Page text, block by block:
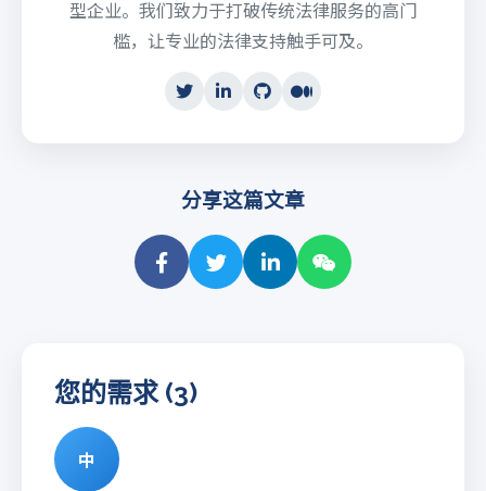
型企业。我们致力于打破传统法律服务的高门
槛，让专业的法律支持触手可及。
分享这篇文章
您的需求 (3)
中